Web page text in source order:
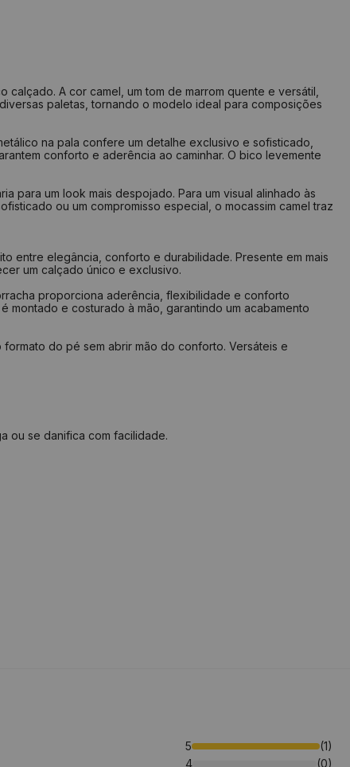
cm 39
26 cm
40
26,7 cm
cm
27,4 cm
cm 42
28 cm
cm 44 29,4 cm
seu pé em uma folha de papel
risco a partir do seu calcanhar
risco na frente do dedão
do comprimento das linhas
na tabela qual a numeração indicada
A cor camel, um tom de marrom quente e versátil,
paletas, tornando o modelo ideal para composições
na pala confere um detalhe exclusivo e sofisticado,
conforto e aderência ao caminhar. O bico levemente
para um look mais despojado. Para um visual alinhado às
ou um compromisso especial, o mocassim camel traz
entre elegância, conforto e durabilidade. Presente em mais
um calçado único e exclusivo.
proporciona aderência, flexibilidade e conforto
e costurado à mão, garantindo um acabamento
do pé sem abrir mão do conforto. Versáteis e
ou se danifica com facilidade.
5
(1)
4
(0)